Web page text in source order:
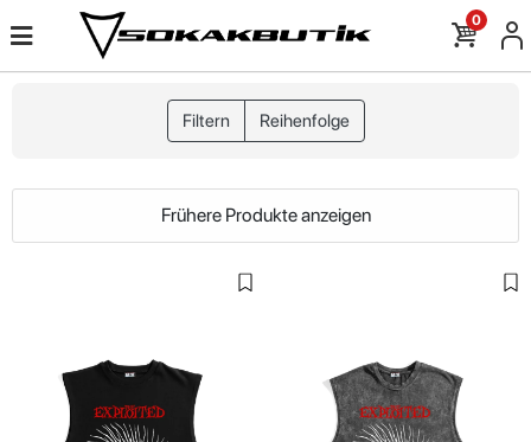
0
Filtern Reihenfolge
Frühere Produkte anzeigen